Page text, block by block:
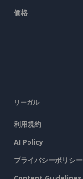
価格
リーガル
利用規約
AI Policy
プライバシーポリシー